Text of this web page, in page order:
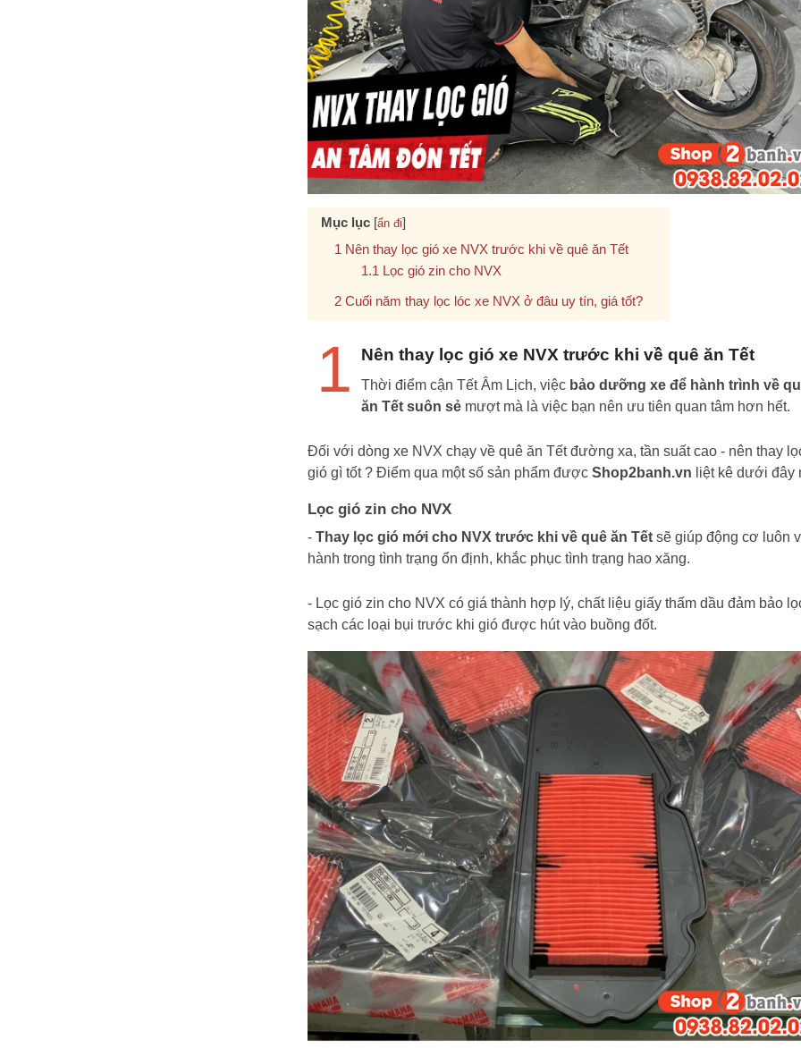
Mục lục [ẩn đi]
Nên thay lọc gió xe NVX trước khi về quê ăn Tết
Lọc gió zin cho NVX
Cuối năm thay lọc lóc xe NVX ở đâu uy tín, giá tốt?
1 Nên thay lọc gió xe NVX trước khi về quê ăn Tết
Thời điểm cận Tết Âm Lịch, việc bảo dưỡng xe để hành trình về
ăn Tết suôn sẻ mượt mà là việc bạn nên ưu tiên quan tâm hơn hết.
Đối với dòng xe NVX chạy về quê ăn Tết đường xa, tần suất cao - nên thay
gió gì tốt ? Điểm qua một số sản phẩm được Shop2banh.vn liệt kê dưới đây
Lọc gió zin cho NVX
- Thay lọc gió mới cho NVX trước khi về quê ăn Tết sẽ giúp động cơ luôn
hành trong tình trạng ổn định, khắc phục tình trạng hao xăng.
- Lọc gió zin cho NVX có giá thành hợp lý, chất liệu giấy thấm dầu đảm bảo
sạch các loại bụi trước khi gió được hút vào buồng đốt.